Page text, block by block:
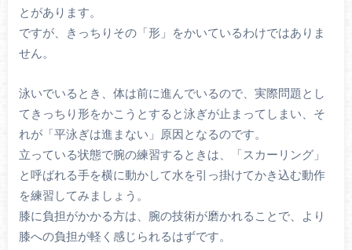
とがあります。
ですが、きっちりその「形」をかいているわけではありま
せん。
泳いでいるとき、体は前に進んでいるので、実際問題とし
てきっちり形をかこうとすると泳ぎが止まってしまい、そ
れが「平泳ぎは進まない」原因となるのです。
立っている状態で腕の練習するときは、「スカーリング」
と呼ばれる手を横に動かして水を引っ掛けてかき込む動作
を練習してみましょう。
膝に負担がかかる方は、腕の技術が磨かれることで、より
膝への負担が軽く感じられるはずです。